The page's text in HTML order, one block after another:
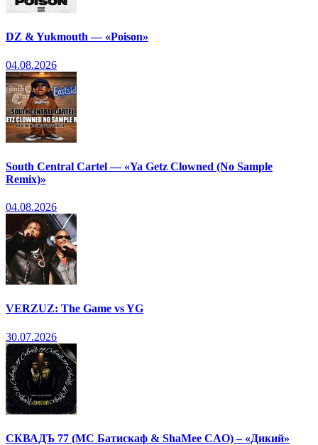
DZ & Yukmouth — «Poison»
04.08.2026
South Central Cartel — «Ya Getz Clowned (No Sample
Remix)»
04.08.2026
VERZUZ: The Game vs YG
30.07.2026
СКВАДЪ 77 (МС Батискаф & ShaMee CAO) – «Дикий»